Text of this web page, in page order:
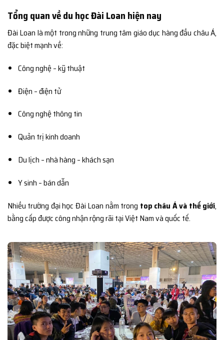
Tổng quan về du học Đài Loan hiện nay
Đài Loan là một trong những trung tâm giáo dục hàng đầu châu Á,
đặc biệt mạnh về:
Công nghệ – kỹ thuật
Điện – điện tử
Công nghệ thông tin
Quản trị kinh doanh
Du lịch – nhà hàng – khách sạn
Y sinh – bán dẫn
Nhiều trường đại học Đài Loan nằm trong top châu Á và thế giới,
bằng cấp được công nhận rộng rãi tại Việt Nam và quốc tế.